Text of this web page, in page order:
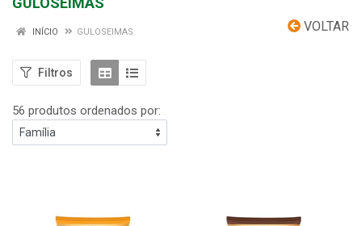
VOLTAR
INÍCIO GULOSEIMAS
Filtros
56 produtos ordenados por: